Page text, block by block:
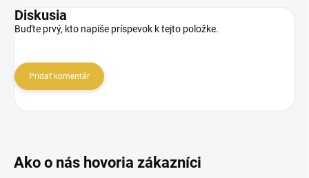
Diskusia
Buďte prvý, kto napíše príspevok k tejto položke.
Pridať komentár